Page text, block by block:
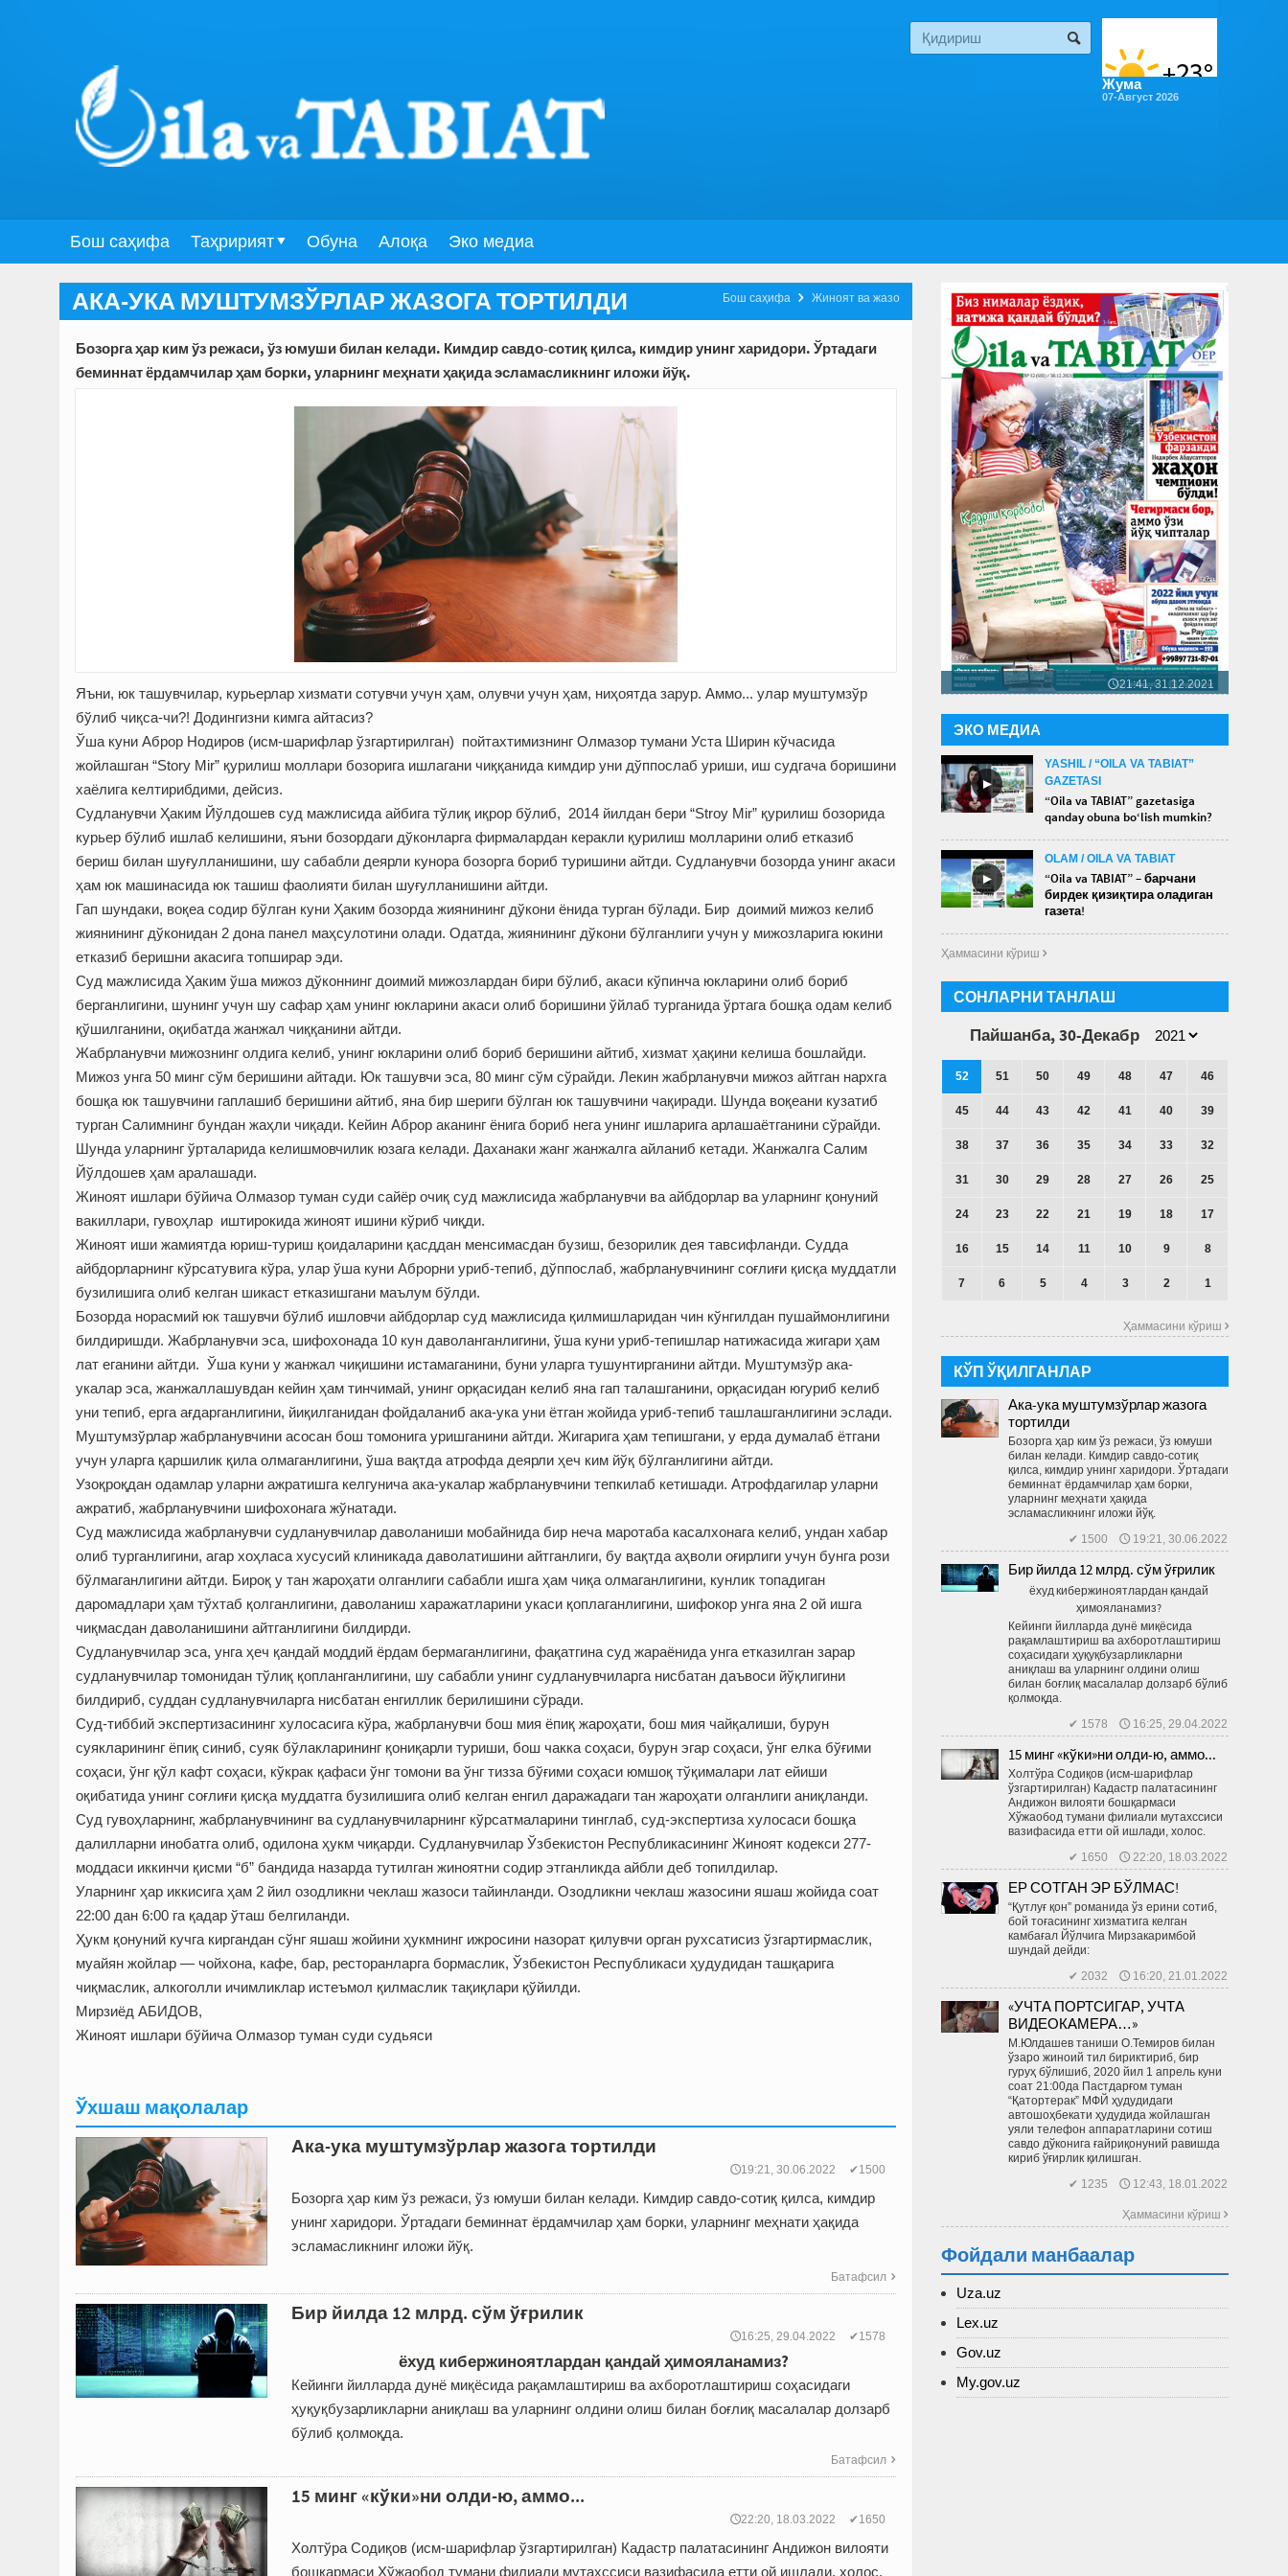
Жума
07-Август 2026
Бош саҳифа Таҳририят Обуна Алоқа Эко медиа
Жиноят ва жазо

Бош саҳифа
АКА-УКА МУШТУМЗЎРЛАР ЖАЗОГА ТОРТИЛДИ
Бозорга ҳар ким ўз режаси, ўз юмуши билан келади. Кимдир савдо-сотиқ қилса, кимдир унинг харидори. Ўртадаги
беминнат ёрдамчилар ҳам борки, уларнинг меҳнати ҳақида эсламасликнинг иложи йўқ.
Яъни, юк ташувчилар, курьерлар хизмати сотувчи учун ҳам, олувчи учун ҳам, ниҳоятда зарур. Аммо... улар муштумзўр
бўлиб чиқса-чи?! Додингизни кимга айтасиз?
Ўша куни Аброр Нодиров (исм-шарифлар ўзгартирилган) пойтахтимизнинг Олмазор тумани Уста Ширин кўчасида
жойлашган “Story Mir” қурилиш моллари бозорига ишлагани чиққанида кимдир уни дўппослаб уриши, иш судгача боришини
хаёлига келтирибдими, дейсиз.
Судланувчи Ҳаким Йўлдошев суд мажлисида айбига тўлиқ иқрор бўлиб, 2014 йилдан бери “Stroy Mir” қурилиш бозорида
курьер бўлиб ишлаб келишини, яъни бозордаги дўконларга фирмалардан керакли қурилиш молларини олиб етказиб
бериш билан шуғулланишини, шу сабабли деярли кунора бозорга бориб туришини айтди. Судланувчи бозорда унинг акаси
ҳам юк машинасида юк ташиш фаолияти билан шуғулланишини айтди.
Гап шундаки, воқеа содир бўлган куни Ҳаким бозорда жиянининг дўкони ёнида турган бўлади. Бир доимий мижоз келиб
жиянининг дўконидан 2 дона панел маҳсулотини олади. Одатда, жиянининг дўкони бўлганлиги учун у мижозларига юкини
етказиб беришни акасига топширар эди.
Суд мажлисида Ҳаким ўша мижоз дўконнинг доимий мижозлардан бири бўлиб, акаси кўпинча юкларини олиб бориб
берганлигини, шунинг учун шу сафар ҳам унинг юкларини акаси олиб боришини ўйлаб турганида ўртага бошқа одам келиб
қўшилганини, оқибатда жанжал чиққанини айтди.
Жабрланувчи мижознинг олдига келиб, унинг юкларини олиб бориб беришини айтиб, хизмат ҳақини келиша бошлайди.
Мижоз унга 50 минг сўм беришини айтади. Юк ташувчи эса, 80 минг сўм сўрайди. Лекин жабрланувчи мижоз айтган нархга
бошқа юк ташувчини гаплашиб беришини айтиб, яна бир шериги бўлган юк ташувчини чақиради. Шунда воқеани кузатиб
турган Салимнинг бундан жаҳли чиқади. Кейин Аброр аканинг ёнига бориб нега унинг ишларига арлашаётганини сўрайди.
Шунда уларнинг ўрталарида келишмовчилик юзага келади. Даханаки жанг жанжалга айланиб кетади. Жанжалга Салим
Йўлдошев ҳам аралашади.
Жиноят ишлари бўйича Олмазор туман суди сайёр очиқ суд мажлисида жабрланувчи ва айбдорлар ва уларнинг қонуний
вакиллари, гувоҳлар иштирокида жиноят ишини кўриб чиқди.
Жиноят иши жамиятда юриш-туриш қоидаларини қасддан менсимасдан бузиш, безорилик дея тавсифланди. Судда
айбдорларнинг кўрсатувига кўра, улар ўша куни Аброрни уриб-тепиб, дўппослаб, жабрланувчининг соғлиғи қисқа муддатли
бузилишига олиб келган шикаст етказишгани маълум бўлди.
Бозорда норасмий юк ташувчи бўлиб ишловчи айбдорлар суд мажлисида қилмишларидан чин кўнгилдан пушаймонлигини
билдиришди. Жабрланувчи эса, шифохонада 10 кун даволанганлигини, ўша куни уриб-тепишлар натижасида жигари ҳам
лат еганини айтди. Ўша куни у жанжал чиқишини истамаганини, буни уларга тушунтирганини айтди. Муштумзўр ака-
укалар эса, жанжаллашувдан кейин ҳам тинчимай, унинг орқасидан келиб яна гап талашганини, орқасидан югуриб келиб
уни тепиб, ерга ағдарганлигини, йиқилганидан фойдаланиб ака-ука уни ётган жойида уриб-тепиб ташлашганлигини эслади.
Муштумзўрлар жабрланувчини асосан бош томонига уришганини айтди. Жигарига ҳам тепишгани, у ерда думалаб ётгани
учун уларга қаршилик қила олмаганлигини, ўша вақтда атрофда деярли ҳеч ким йўқ бўлганлигини айтди.
Узоқроқдан одамлар уларни ажратишга келгунича ака-укалар жабрланувчини тепкилаб кетишади. Атрофдагилар уларни
ажратиб, жабрланувчини шифохонага жўнатади.
Суд мажлисида жабрланувчи судланувчилар даволаниши мобайнида бир неча маротаба касалхонага келиб, ундан хабар
олиб турганлигини, агар хоҳласа хусусий клиникада даволатишини айтганлиги, бу вақтда аҳволи оғирлиги учун бунга рози
бўлмаганлигини айтди. Бироқ у тан жароҳати олганлиги сабабли ишга ҳам чиқа олмаганлигини, кунлик топадиган
даромадлари ҳам тўхтаб қолганлигини, даволаниш харажатларини укаси қоплаганлигини, шифокор унга яна 2 ой ишга
чиқмасдан даволанишини айтганлигини билдирди.
Судланувчилар эса, унга ҳеч қандай моддий ёрдам бермаганлигини, фақатгина суд жараёнида унга етказилган зарар
судланувчилар томонидан тўлиқ қопланганлигини, шу сабабли унинг судланувчиларга нисбатан даъвоси йўқлигини
билдириб, суддан судланувчиларга нисбатан енгиллик берилишини сўради.
Суд-тиббий экспертизасининг хулосасига кўра, жабрланувчи бош мия ёпиқ жароҳати, бош мия чайқалиши, бурун
суякларининг ёпиқ синиб, суяк бўлакларининг қониқарли туриши, бош чакка соҳаси, бурун эгар соҳаси, ўнг елка бўғими
соҳаси, ўнг қўл кафт соҳаси, кўкрак қафаси ўнг томони ва ўнг тизза бўғими соҳаси юмшоқ тўқималари лат ейиши
оқибатида унинг соғлиғи қисқа муддатга бузилишига олиб келган енгил даражадаги тан жароҳати олганлиги аниқланди.
Суд гувоҳларнинг, жабрланувчининг ва судланувчиларнинг кўрсатмаларини тинглаб, суд-экспертиза хулосаси бошқа
далилларни инобатга олиб, одилона ҳукм чиқарди. Судланувчилар Ўзбекистон Республикасининг Жиноят кодекси 277-
моддаси иккинчи қисми “б” бандида назарда тутилган жиноятни содир этганликда айбли деб топилдилар.
Уларнинг ҳар иккисига ҳам 2 йил озодликни чеклаш жазоси тайинланди. Озодликни чеклаш жазосини яшаш жойида соат
22:00 дан 6:00 га қадар ўташ белгиланди.
Ҳукм қонуний кучга киргандан сўнг яшаш жойини ҳукмнинг ижросини назорат қилувчи орган рухсатисиз ўзгартирмаслик,
муайян жойлар — чойхона, кафе, бар, ресторанларга бормаслик, Ўзбекистон Республикаси ҳудудидан ташқарига
чиқмаслик, алкоголли ичимликлар истеъмол қилмаслик тақиқлари қўйилди.
Мирзиёд АБИДОВ,
Жиноят ишлари бўйича Олмазор туман суди судьяси
Ўхшаш мақолалар
Ака-ука муштумзўрлар жазога тортилди
🕔19:21, 30.06.2022 ✔1500
Бозорга ҳар ким ўз режаси, ўз юмуши билан келади. Кимдир савдо-сотиқ қилса, кимдир
унинг харидори. Ўртадаги беминнат ёрдамчилар ҳам борки, уларнинг меҳнати ҳақида
эсламасликнинг иложи йўқ.
Батафсил 
Бир йилда 12 млрд. сўм ўғрилик
🕔16:25, 29.04.2022 ✔1578
ёхуд кибержиноятлардан қандай ҳимояланамиз?
Кейинги йилларда дунё миқёсида рақамлаштириш ва ахборотлаштириш соҳасидаги
ҳуқуқбузарликларни аниқлаш ва уларнинг олдини олиш билан боғлиқ масалалар долзарб
бўлиб қолмоқда.
Батафсил 
15 минг «кўки»ни олди-ю, аммо...
🕔22:20, 18.03.2022 ✔1650
Холтўра Содиқов (исм-шарифлар ўзгартирилган) Кадастр палатасининг Андижон вилояти
бошқармаси Хўжаобод тумани филиали мутахссиси вазифасида етти ой ишлади, холос.
🕔21:41, 31.12.2021
52
ЭКО МЕДИА
►
YASHIL / “OILA VA TABIAT”
GAZETASI
“Oila va TABIAT” gazetasiga
qanday obuna bo‘lish mumkin?
►
OLAM / OILA VA TABIAT
“Oila va TABIAT” – барчани
бирдек қизиқтира оладиган
газета!
Ҳаммасини кўриш 
СОНЛАРНИ ТАНЛАШ
Пайшанба, 30-Декабр
52 51 50 49 48 47 46
45 44 43 42 41 40 39
38 37 36 35 34 33 32
31 30 29 28 27 26 25
24 23 22 21 19 18 17
16 15 14 11 10 9 8
7 6 5 4 3 2 1
Ҳаммасини кўриш 
КЎП ЎҚИЛГАНЛАР
Ака-ука муштумзўрлар жазога
тортилди
Бозорга ҳар ким ўз режаси, ўз юмуши
билан келади. Кимдир савдо-сотиқ
қилса, кимдир унинг харидори. Ўртадаги
беминнат ёрдамчилар ҳам борки,
уларнинг меҳнати ҳақида
эсламасликнинг иложи йўқ.
✔ 1500 🕔 19:21, 30.06.2022
Бир йилда 12 млрд. сўм ўғрилик
ёхуд кибержиноятлардан қандай
ҳимояланамиз?
Кейинги йилларда дунё миқёсида
рақамлаштириш ва ахборотлаштириш
соҳасидаги ҳуқуқбузарликларни
аниқлаш ва уларнинг олдини олиш
билан боғлиқ масалалар долзарб бўлиб
қолмоқда.
✔ 1578 🕔 16:25, 29.04.2022
15 минг «кўки»ни олди-ю, аммо...
Холтўра Содиқов (исм-шарифлар
ўзгартирилган) Кадастр палатасининг
Андижон вилояти бошқармаси
Хўжаобод тумани филиали мутахссиси
вазифасида етти ой ишлади, холос.
✔ 1650 🕔 22:20, 18.03.2022
ЕР СОТГАН ЭР БЎЛМАС!
“Қутлуғ қон” романида ўз ерини сотиб,
бой тоғасининг хизматига келган
камбағал Йўлчига Мирзакаримбой
шундай дейди:
✔ 2032 🕔 16:20, 21.01.2022
«УЧТА ПОРТСИГАР, УЧТА
ВИДЕОКАМЕРА…»
М.Юлдашев таниши О.Темиров билан
ўзаро жиноий тил бириктириб, бир
гуруҳ бўлишиб, 2020 йил 1 апрель куни
соат 21:00да Пастдарғом туман
“Қатортерак” МФЙ ҳудудидаги
автошоҳбекати ҳудудида жойлашган
уяли телефон аппаратларини сотиш
савдо дўконига ғайриқонуний равишда
кириб ўғирлик қилишган.
✔ 1235 🕔 12:43, 18.01.2022
Ҳаммасини кўриш 
Фойдали манбаалар
Uza.uz
Lex.uz
Gov.uz
My.gov.uz